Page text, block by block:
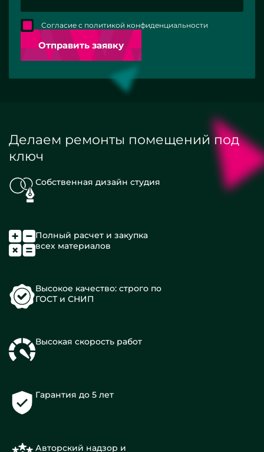
Отправить заявку
Согласие с политикой конфиденциальности
Делаем ремонты помещений под
ключ
Собственная дизайн студия
Полный расчет и закупка
всех материалов
Высокое качество: строго по
ГОСТ и СНИП
Высокая скорость работ
Гарантия до 5 лет
Авторский надзор и